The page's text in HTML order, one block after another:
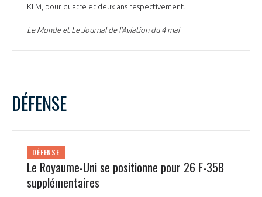
KLM, pour quatre et deux ans respectivement.
Le Monde et Le Journal de l’Aviation du 4 mai
DÉFENSE
DÉFENSE
Le Royaume-Uni se positionne pour 26 F-35B
supplémentaires